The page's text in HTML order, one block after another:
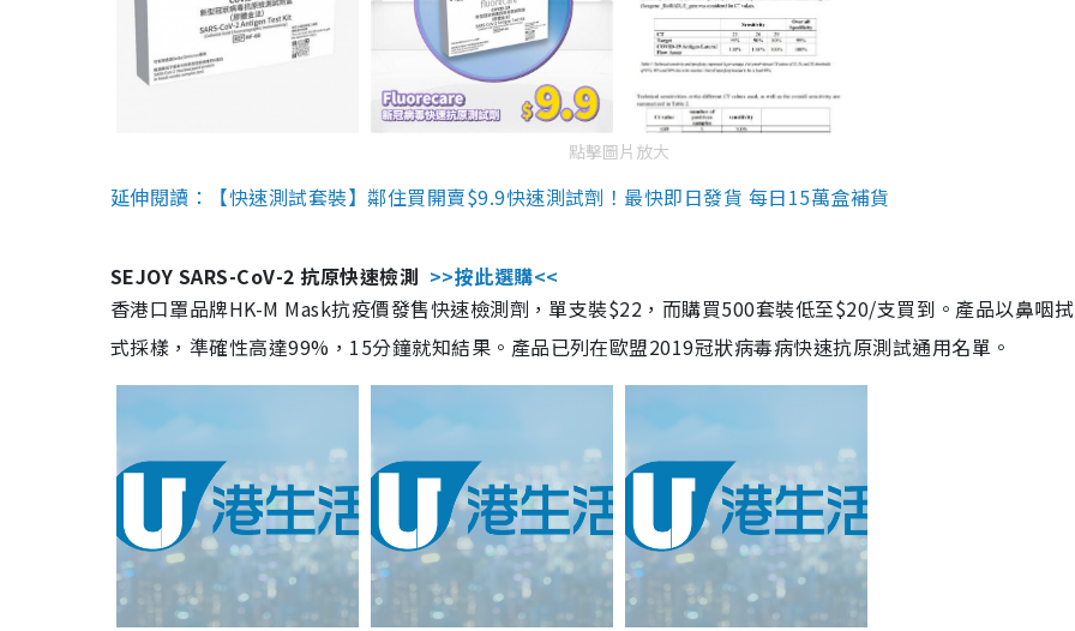
點擊圖片放大
延伸閱讀：【快速測試套裝】鄰住買開賣$9.9快速測試劑！最快即日發貨 每日15萬盒補貨
SEJOY SARS-CoV-2 抗原快速檢測 >>按此選購<<
香港口罩品牌HK-M Mask抗疫價發售快速檢測劑，單支裝$22，而購買500套裝低至$20/支買到。產品以鼻咽
式採樣，準確性高達99%，15分鐘就知結果。產品已列在歐盟2019冠狀病毒病快速抗原測試通用名單。